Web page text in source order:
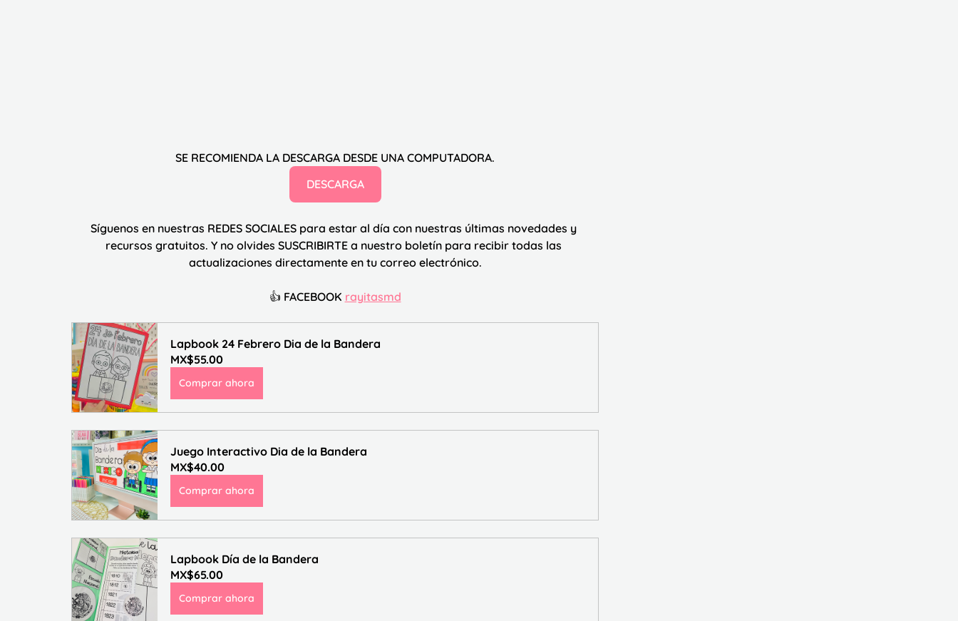
SE RECOMIENDA LA DESCARGA DESDE UNA COMPUTADORA.
DESCARGA
Síguenos en nuestras REDES SOCIALES para estar al día con nuestras últimas novedades y
recursos gratuitos. Y no olvides SUSCRIBIRTE a nuestro boletín para recibir todas las
actualizaciones directamente en tu correo electrónico.
👍 FACEBOOK rayitasmd
Lapbook 24 Febrero Dia de la Bandera
MX$55.00
Comprar ahora
Juego Interactivo Dia de la Bandera
MX$40.00
Comprar ahora
Lapbook Día de la Bandera
MX$65.00
Comprar ahora